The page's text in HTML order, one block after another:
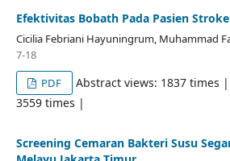
Efektivitas Bobath Pada Pasien Stroke
Cicilia Febriani Hayuningrum, Muhammad
7-18
PDF
Abstract views: 1837 times
3559 times |
Screening Cemaran Bakteri Susu